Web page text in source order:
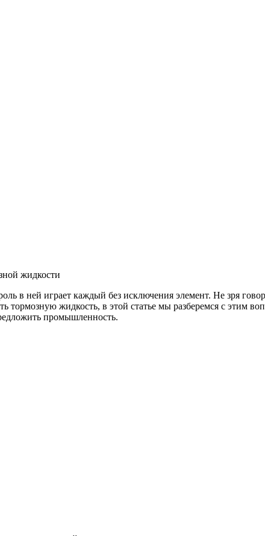
в ней играет каждый без исключения элемент. Не зря
тормозную жидкость, в этой статье мы разберемся с этим
промышленность.